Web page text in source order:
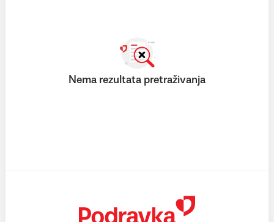
Nema rezultata pretraživanja